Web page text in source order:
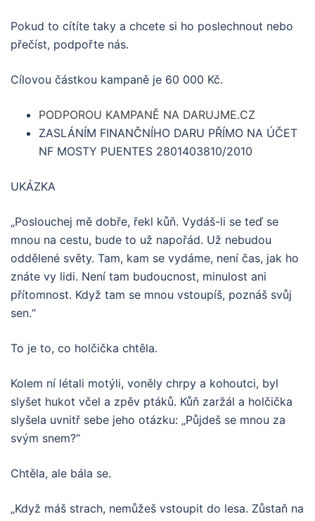
Pokud to cítíte taky a chcete si ho poslechnout nebo
přečíst, podpořte nás.
Cílovou částkou kampaně je 60 000 Kč.
PODPOROU KAMPANĚ NA DARUJME.CZ
ZASLÁNÍM FINANČNÍHO DARU PŘÍMO NA ÚČET
NF MOSTY PUENTES 2801403810/2010
UKÁZKA
„Poslouchej mě dobře, řekl kůň. Vydáš-li se teď se
mnou na cestu, bude to už napořád. Už nebudou
oddělené světy. Tam, kam se vydáme, není čas, jak ho
znáte vy lidi. Není tam budoucnost, minulost ani
přítomnost. Když tam se mnou vstoupíš, poznáš svůj
sen.“
To je to, co holčička chtěla.
Kolem ní létali motýli, voněly chrpy a kohoutci, byl
slyšet hukot včel a zpěv ptáků. Kůň zaržál a holčička
slyšela uvnitř sebe jeho otázku: „Půjdeš se mnou za
svým snem?“
Chtěla, ale bála se.
„Když máš strach, nemůžeš vstoupit do lesa. Zůstaň na